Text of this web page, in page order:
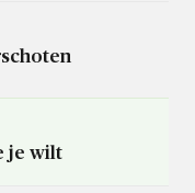
je wilt